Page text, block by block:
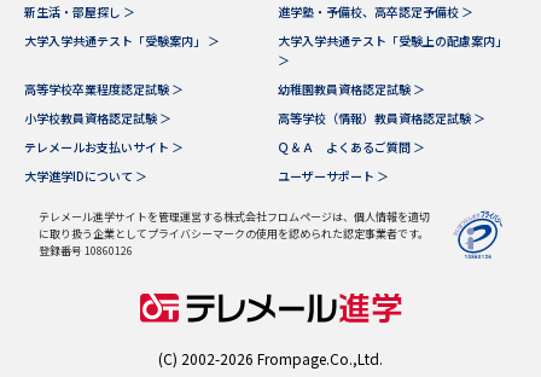
新生活・部屋探し ＞
進学塾・予備校、高卒認定予備校 ＞
大学入学共通テスト「受験案内」 ＞
大学入学共通テスト「受験上の配慮案内」
＞
高等学校卒業程度認定試験 ＞
幼稚園教員資格認定試験 ＞
小学校教員資格認定試験 ＞
高等学校（情報）教員資格認定試験 ＞
テレメールお支払いサイト ＞
Ｑ＆Ａ よくあるご質問 ＞
大学進学IDについて ＞
ユーザーサポート ＞
テレメール進学サイトを管理運営する株式会社フロムページは、個人情報を適切
に取り扱う企業としてプライバシーマークの使用を認められた認定事業者です。
登録番号 10860126
(C) 2002-2026 Frompage.Co.,Ltd.